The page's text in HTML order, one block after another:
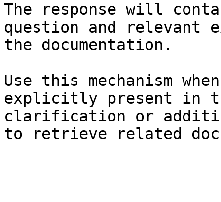
The response will
question and relevant
the documentation.
Use this mechanism
explicitly present in
clarification or